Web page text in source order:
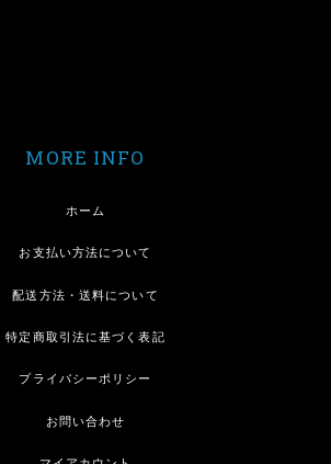
MORE INFO
ホーム
お支払い方法について
配送方法・送料について
特定商取引法に基づく表記
プライバシーポリシー
お問い合わせ